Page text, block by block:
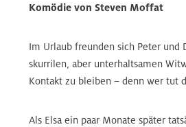
Komödie von Steven Moffat
Im Urlaub freunden sich Peter und
skurrilen, aber unterhaltsamen
Kontakt zu bleiben – denn wer tut
Als Elsa ein paar Monate später